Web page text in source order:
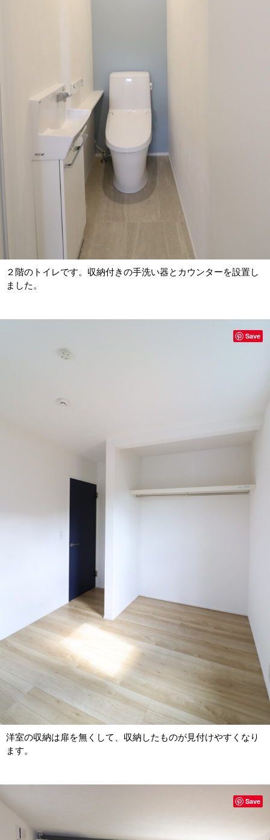
２階のトイレです。収納付きの手洗い器とカウンターを設置し
ました。
洋室の収納は扉を無くして、収納したものが見付けやすくなり
ます。
Save
Save